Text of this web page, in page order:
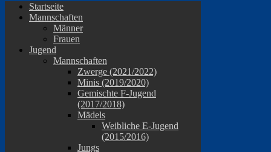
Startseite
Mannschaften
Männer
Frauen
Jugend
Mannschaften
Zwerge (2021/2022)
Minis (2019/2020)
Gemischte F-Jugend
(2017/2018)
Mädels
Weibliche E-Jugend
(2015/2016)
Jungs